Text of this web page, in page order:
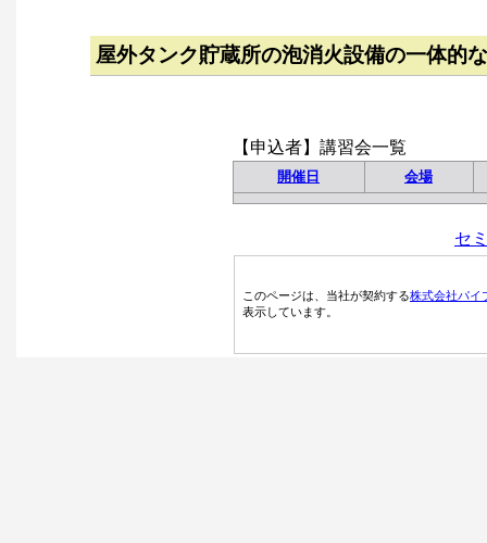
屋外タンク貯蔵所の泡消火設備の一体的
【申込者】講習会一覧
開催日 会場
セ
このページは、当社が契約する株式会社パイ
表示しています。